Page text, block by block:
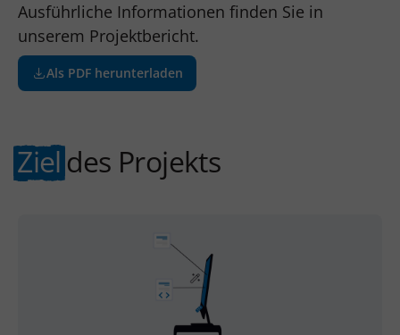
Ausführliche Informationen finden Sie in
unserem Projektbericht.
Als PDF herunterladen
Zieldes Projekts